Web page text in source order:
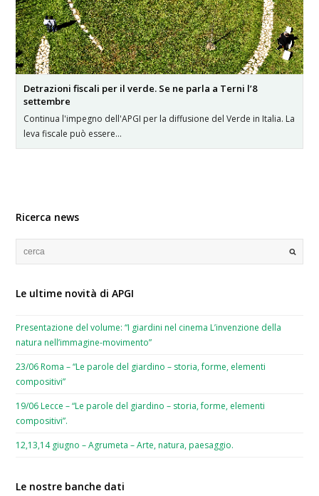
Detrazioni fiscali per il verde. Se ne parla a Terni l’8
settembre
Continua l'impegno dell'APGI per la diffusione del Verde in Italia. La
leva fiscale può essere…
Ricerca news
Le ultime novità di APGI
Presentazione del volume: “I giardini nel cinema L’invenzione della
natura nell’immagine-movimento”
23/06 Roma – “Le parole del giardino – storia, forme, elementi
compositivi”
19/06 Lecce – “Le parole del giardino – storia, forme, elementi
compositivi”.
12,13,14 giugno – Agrumeta – Arte, natura, paesaggio.
Le nostre banche dati